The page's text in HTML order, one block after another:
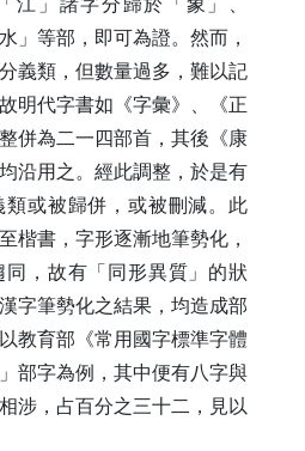
江」諸字分歸於「象」、
」等部，即可為證。然而，
義類，但數量過多，難以記
明代字書如《字彙》、《正
併為二一四部首，其後《康
沿用之。經此調整，於是有
類或被歸併，或被刪減。此
楷書，字形逐漸地筆勢化，
，故有「同形異質」的狀
字筆勢化之結果，均造成部
教育部《常用國字標準字體
部字為例，其中便有八字與
涉，占百分之三十二，見以